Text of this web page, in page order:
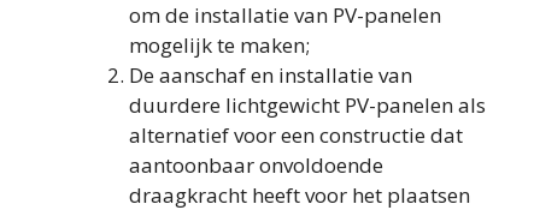
om de installatie van PV-panelen
mogelijk te maken;
De aanschaf en installatie van
duurdere lichtgewicht PV-panelen als
alternatief voor een constructie dat
aantoonbaar onvoldoende
draagkracht heeft voor het plaatsen